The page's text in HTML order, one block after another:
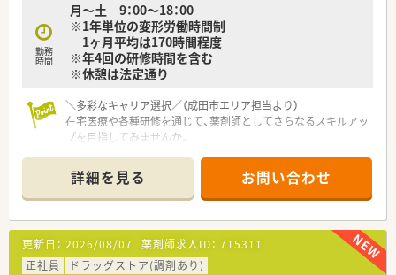
勤務
時間
月～土 9：00～18：00
※1年単位の変形労働時間制
1ヶ月平均は170時間程度
※年4回の研修時間を含む
※休憩は法定通り
＼多彩なキャリア選択／（成田市エリア担当より）
在宅医療や各種研修を通じて、薬剤師としてさらなるスキルアッ
プを目指してみませんか。
【店舗情報と応需状況について】
■JR成田線の滑河駅から車で10分ほどの距離に位置しており、
マイカー通勤にも対応可能な調剤併設店舗です。
■処方箋は小児科や消化器科、内科、放射線科を1日10枚程度応
需しており、落ち着いた環境で働けます。
■店舗には常勤薬剤師1名と非常勤薬剤師3名が在籍しており、
互いに連携しながら無理なく勤務可能です。
詳細を見る お問い合わせ
更新日： 2026/08/07 薬剤師求人ID： 715311
正社員
ドラッグストア(調剤あり)